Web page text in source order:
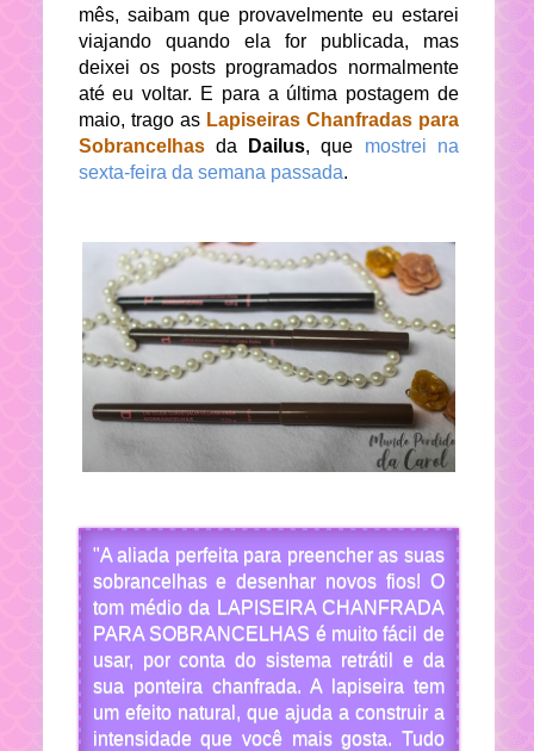
mês, saibam que provavelmente eu estarei
viajando quando ela for publicada, mas
deixei os posts programados normalmente
até eu voltar. E para a última postagem de
maio, trago as Lapiseiras Chanfradas para
Sobrancelhasda Dailus, que mostrei na
sexta-feira da semana passada.
"A aliada perfeita para preencher as suas
sobrancelhas e desenhar novos fios! O
tom médio da LAPISEIRA CHANFRADA
PARA SOBRANCELHAS é muito fácil de
usar, por conta do sistema retrátil e da
sua ponteira chanfrada. A lapiseira tem
um efeito natural, que ajuda a construir a
intensidade que você mais gosta. Tudo